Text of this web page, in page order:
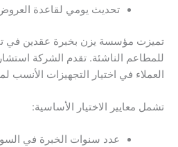
تحديث يومي لقاعدة
تميزت مؤسسة يزن بخبرة عقدين في
للمطاعم الناشئة. تقدم الشركة
العملاء في اختيار التجهيزات
تشمل معايير الاختيار الأساسية:
عدد سنوات الخبرة في